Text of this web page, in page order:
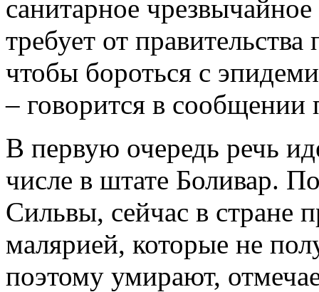
санитарное
требует от
чтобы бороться с
– говорится в сообщении
В первую очередь речь
числе в штате Боливар.
Сильвы, сейчас в стране
малярией, которые не
поэтому умирают,